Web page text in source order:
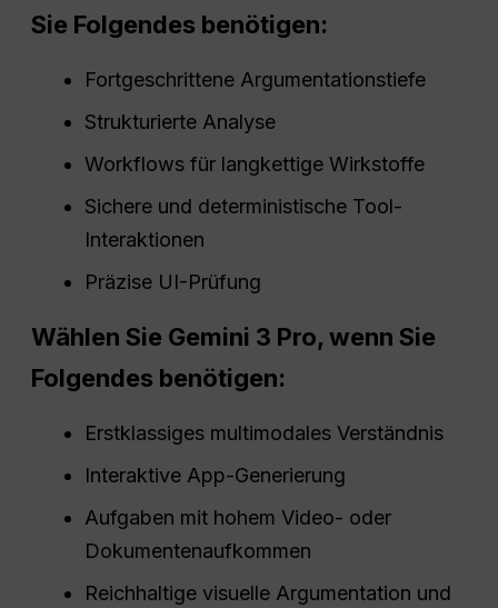
Sie Folgendes benötigen:
Fortgeschrittene Argumentationstiefe
Strukturierte Analyse
Workflows für langkettige Wirkstoffe
Sichere und deterministische Tool-
Interaktionen
Präzise UI-Prüfung
Wählen Sie Gemini 3 Pro, wenn Sie
Folgendes benötigen:
Erstklassiges multimodales Verständnis
Interaktive App-Generierung
Aufgaben mit hohem Video- oder
Dokumentenaufkommen
Reichhaltige visuelle Argumentation und